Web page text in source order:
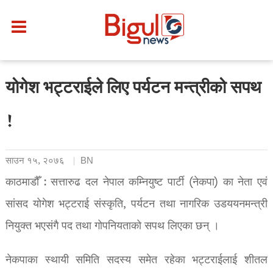
योगेश भट्टराईले लिए पर्यटन मन्त्रीको सपथ
!
साउन १५, २०७६ BN
काठमाडौँ : सत्तारुढ दल नेपाल कम्नियुष्ट पार्टी (नेकपा) का नेता एवं
सांसद योगेश भट्टराई संस्कृति, पर्यटन तथा नागरिक उडययनमन्त्री
नियुक्त भएसंगै पद तथा गोपनियताको सपथ लिएका छन् ।
नेकपाका स्थायी समिति सदस्य समेत रहेका भट्टराईलाई शीतल